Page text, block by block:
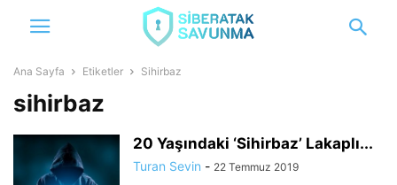
Ana Sayfa Etiketler Sihirbaz
sihirbaz
20 Yaşındaki ‘Sihirbaz’ Lakaplı...
Turan Sevin - 22 Temmuz 2019